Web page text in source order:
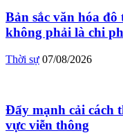
Bản sắc văn hóa
không phải là chi
Thời sự 07/08/2026
Đẩy mạnh cải cách
vực viễn thông